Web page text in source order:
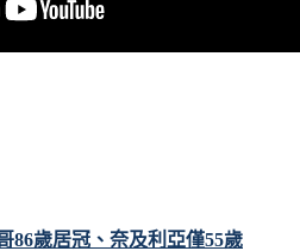
86歲居冠、奈及利亞僅55歲